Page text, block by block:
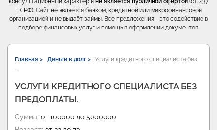
консультационный характер и не является публичной офертой (ст. 437
ГК РФ). Сайт не является банком, кредитной или микрофинансовой
организацией и не выдаёт займы. Все предложения - это содействие в
подборе финансовых услуг и помощь в оформлении документов.
Главная > Деньги в долг >
Услуги кредитного специалиста без
…
УСЛУГИ КРЕДИТНОГО СПЕЦИАЛИСТА БЕЗ
ПРЕДОПЛАТЫ.
Сумма: от 100000 до 5000000